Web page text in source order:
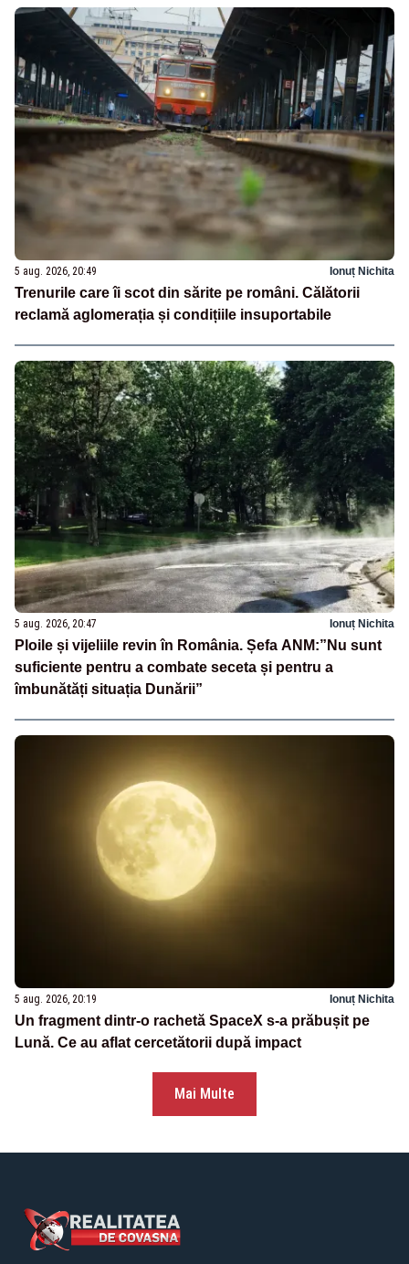
5 aug. 2026, 20:49 Ionuț Nichita
Trenurile care îi scot din sărite pe români. Călătorii
reclamă aglomerația și condițiile insuportabile
5 aug. 2026, 20:47 Ionuț Nichita
Ploile și vijeliile revin în România. Șefa ANM:”Nu sunt
suficiente pentru a combate seceta și pentru a
îmbunătăți situația Dunării”
5 aug. 2026, 20:19 Ionuț Nichita
Un fragment dintr-o rachetă SpaceX s-a prăbușit pe
Lună. Ce au aflat cercetătorii după impact
Mai Multe